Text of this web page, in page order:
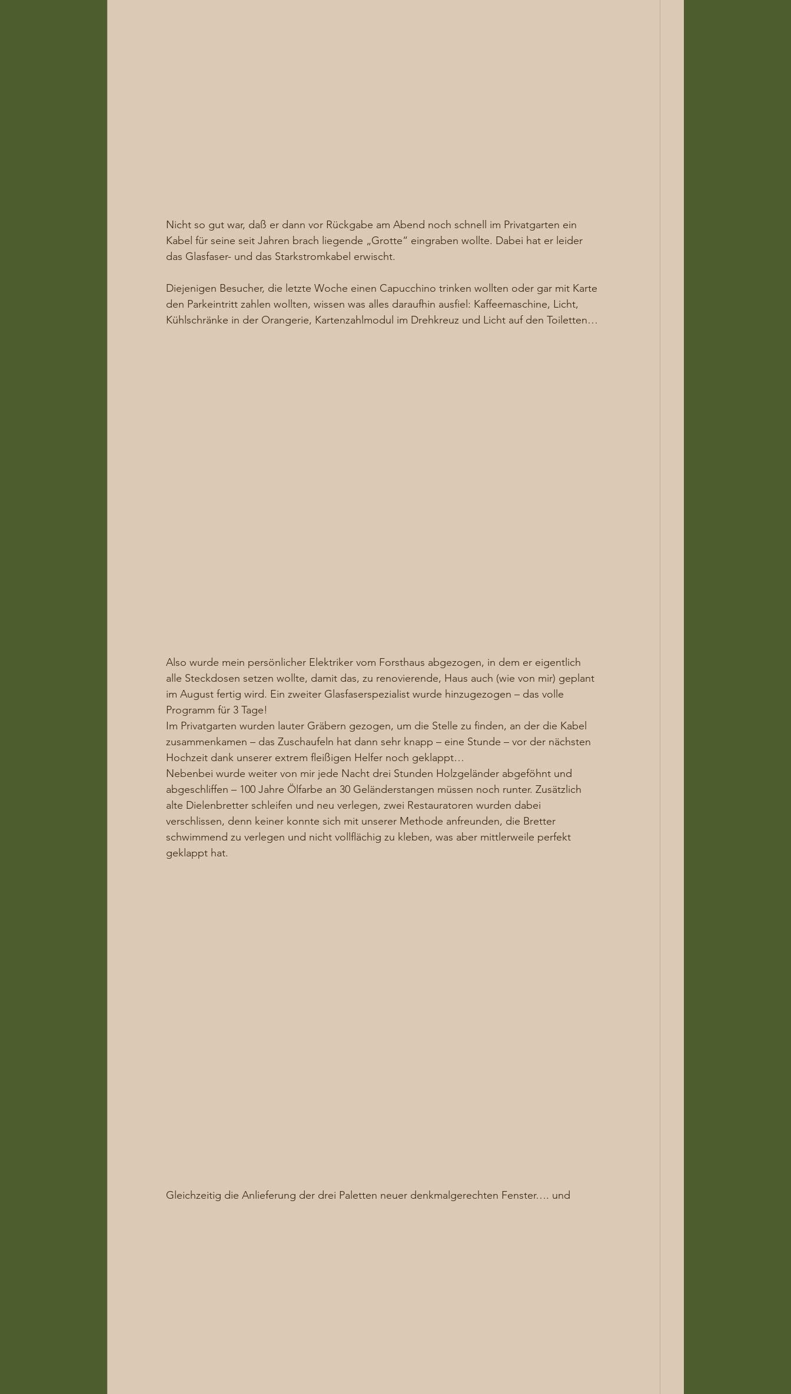
Nicht so gut war, daß er dann vor Rückgabe am Abend noch schnell im Privatgarten ein
Kabel für seine seit Jahren brach liegende „Grotte“ eingraben wollte. Dabei hat er leider
das Glasfaser- und das Starkstromkabel erwischt.
Diejenigen Besucher, die letzte Woche einen Capucchino trinken wollten oder gar mit Karte
den Parkeintritt zahlen wollten, wissen was alles daraufhin ausfiel: Kaffeemaschine, Licht,
Kühlschränke in der Orangerie, Kartenzahlmodul im Drehkreuz und Licht auf den Toiletten…
Also wurde mein persönlicher Elektriker vom Forsthaus abgezogen, in dem er eigentlich
alle Steckdosen setzen wollte, damit das, zu renovierende, Haus auch (wie von mir) geplant
im August fertig wird. Ein zweiter Glasfaserspezialist wurde hinzugezogen – das volle
Programm für 3 Tage!
Im Privatgarten wurden lauter Gräbern gezogen, um die Stelle zu finden, an der die Kabel
zusammenkamen – das Zuschaufeln hat dann sehr knapp – eine Stunde – vor der nächsten
Hochzeit dank unserer extrem fleißigen Helfer noch geklappt…
Nebenbei wurde weiter von mir jede Nacht drei Stunden Holzgeländer abgeföhnt und
abgeschliffen – 100 Jahre Ölfarbe an 30 Geländerstangen müssen noch runter. Zusätzlich
alte Dielenbretter schleifen und neu verlegen, zwei Restauratoren wurden dabei
verschlissen, denn keiner konnte sich mit unserer Methode anfreunden, die Bretter
schwimmend zu verlegen und nicht vollflächig zu kleben, was aber mittlerweile perfekt
geklappt hat.
Gleichzeitig die Anlieferung der drei Paletten neuer denkmalgerechten Fenster…. und